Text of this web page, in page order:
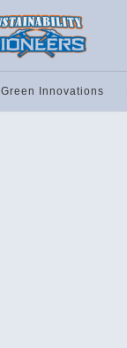
Green Innovations